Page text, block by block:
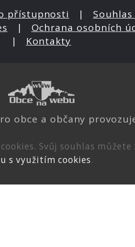
přístupnosti | Souhlas
| Ochrana osobních
| Kontakty
obce a občany
Svůj souhlas
s využitím cookies.